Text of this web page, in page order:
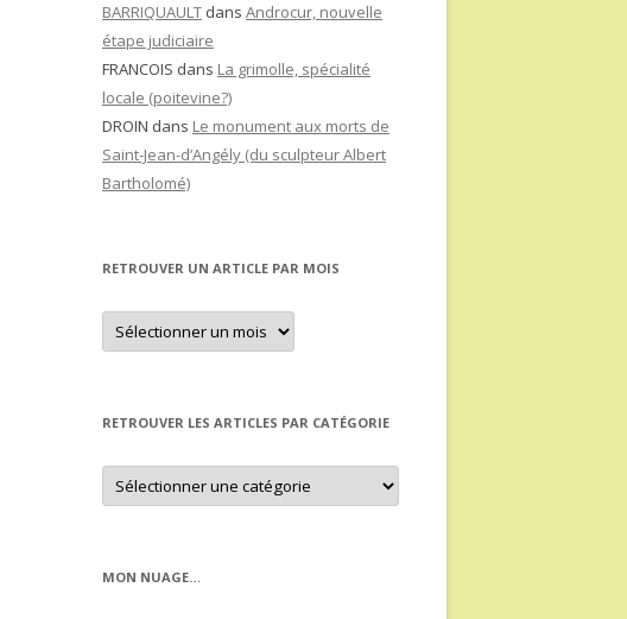
BARRIQUAULT dans Androcur, nouvelle
étape judiciaire
FRANCOIS dans La grimolle, spécialité
locale (poitevine?)
DROIN dans Le monument aux morts de
Saint-Jean-d’Angély (du sculpteur Albert
Bartholomé)
RETROUVER UN ARTICLE PAR MOIS
Retrouver
un
article
RETROUVER LES ARTICLES PAR CATÉGORIE
Retrouver
les
articles
MON NUAGE…